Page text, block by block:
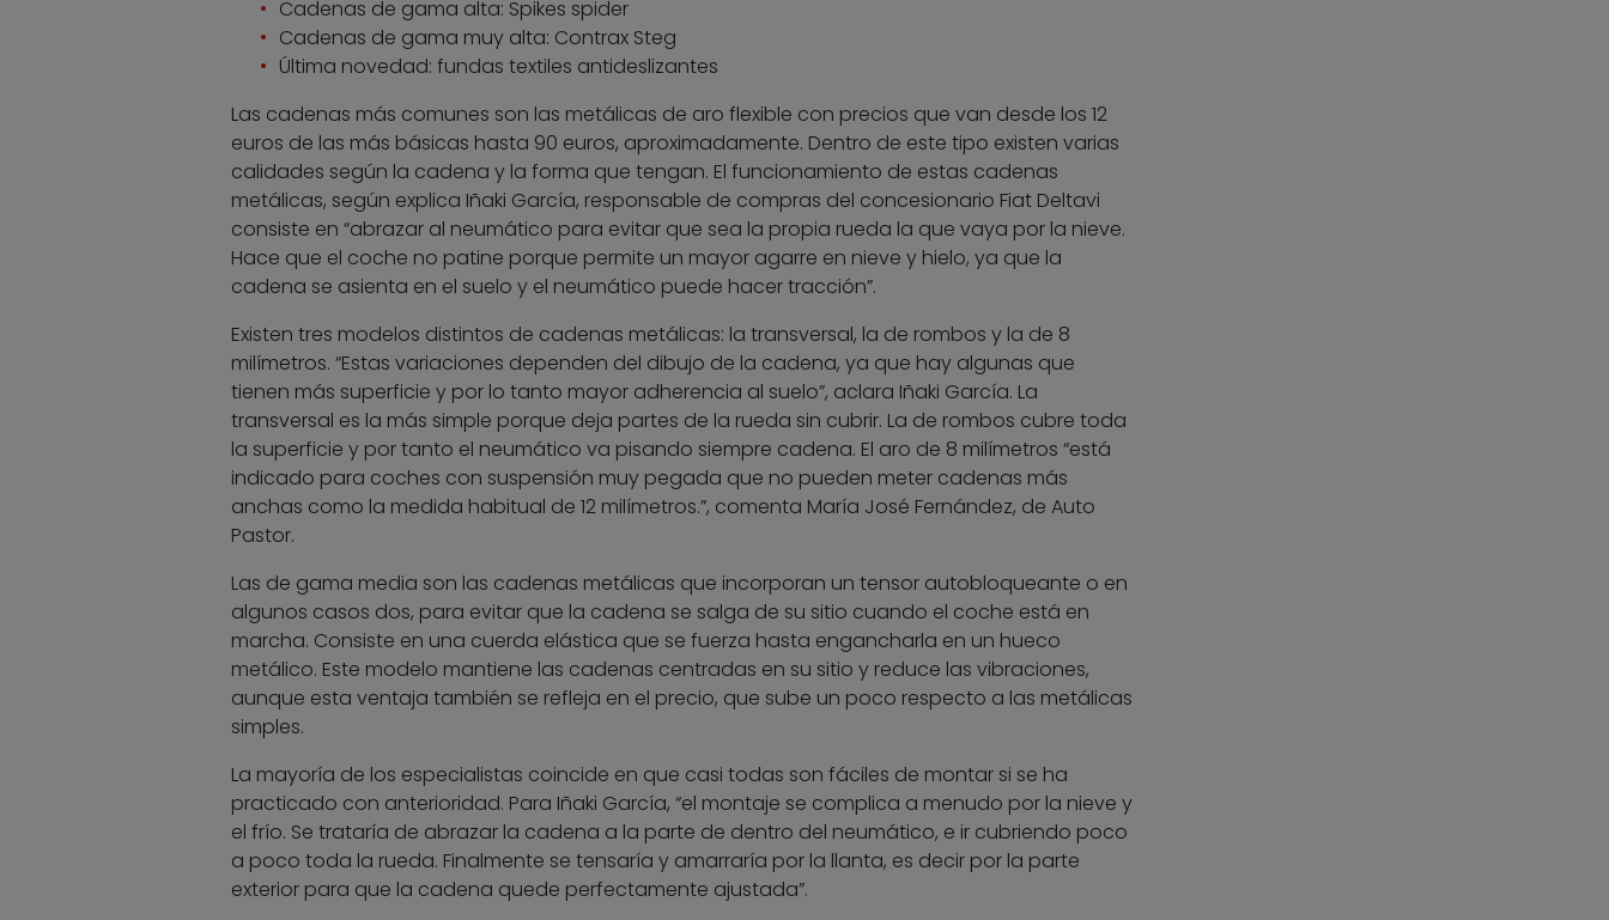
Cadenas de gama alta: Spikes spider
Cadenas de gama muy alta: Contrax Steg
Última novedad: fundas textiles antideslizantes
Las cadenas más comunes son las metálicas de aro flexible con precios que van desde los 12
euros de las más básicas hasta 90 euros, aproximadamente. Dentro de este tipo existen varias
calidades según la cadena y la forma que tengan. El funcionamiento de estas cadenas
metálicas, según explica Iñaki García, responsable de compras del concesionario Fiat Deltavi
consiste en “abrazar al neumático para evitar que sea la propia rueda la que vaya por la nieve.
Hace que el coche no patine porque permite un mayor agarre en nieve y hielo, ya que la
cadena se asienta en el suelo y el neumático puede hacer tracción”.
Existen tres modelos distintos de cadenas metálicas: la transversal, la de rombos y la de 8
milímetros. “Estas variaciones dependen del dibujo de la cadena, ya que hay algunas que
tienen más superficie y por lo tanto mayor adherencia al suelo”, aclara Iñaki García. La
transversal es la más simple porque deja partes de la rueda sin cubrir. La de rombos cubre toda
la superficie y por tanto el neumático va pisando siempre cadena. El aro de 8 milímetros “está
indicado para coches con suspensión muy pegada que no pueden meter cadenas más
anchas como la medida habitual de 12 milímetros.”, comenta María José Fernández, de Auto
Pastor.
Las de gama media son las cadenas metálicas que incorporan un tensor autobloqueante o en
algunos casos dos, para evitar que la cadena se salga de su sitio cuando el coche está en
marcha. Consiste en una cuerda elástica que se fuerza hasta engancharla en un hueco
metálico. Este modelo mantiene las cadenas centradas en su sitio y reduce las vibraciones,
aunque esta ventaja también se refleja en el precio, que sube un poco respecto a las metálicas
simples.
La mayoría de los especialistas coincide en que casi todas son fáciles de montar si se ha
practicado con anterioridad. Para Iñaki García, “el montaje se complica a menudo por la nieve y
el frío. Se trataría de abrazar la cadena a la parte de dentro del neumático, e ir cubriendo poco
a poco toda la rueda. Finalmente se tensaría y amarraría por la llanta, es decir por la parte
exterior para que la cadena quede perfectamente ajustada”.